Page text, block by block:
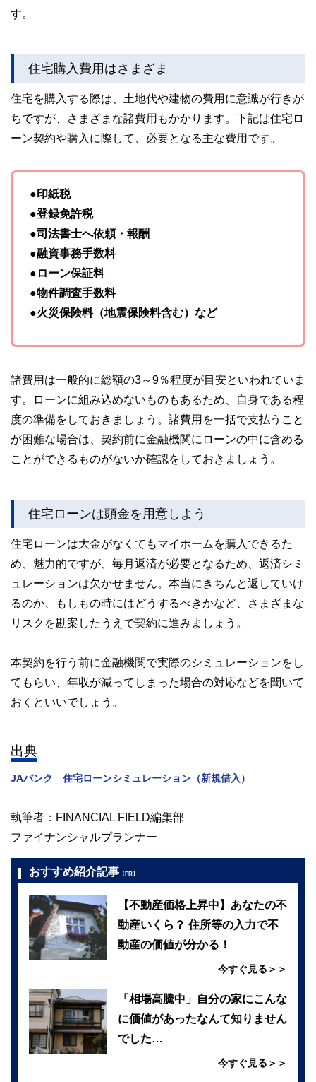
す。
住宅購入費用はさまざま
住宅を購入する際は、土地代や建物の費用に意識が行きが
ちですが、さまざまな諸費用もかかります。下記は住宅ロ
ーン契約や購入に際して、必要となる主な費用です。
●印紙税
●登録免許税
●司法書士へ依頼・報酬
●融資事務手数料
●ローン保証料
●物件調査手数料
●火災保険料（地震保険料含む）など
諸費用は一般的に総額の3～9％程度が目安といわれていま
す。ローンに組み込めないものもあるため、自身である程
度の準備をしておきましょう。諸費用を一括で支払うこと
が困難な場合は、契約前に金融機関にローンの中に含める
ことができるものがないか確認をしておきましょう。
住宅ローンは頭金を用意しよう
住宅ローンは大金がなくてもマイホームを購入できるた
め、魅力的ですが、毎月返済が必要となるため、返済シミ
ュレーションは欠かせません。本当にきちんと返していけ
るのか、もしもの時にはどうするべきかなど、さまざまな
リスクを勘案したうえで契約に進みましょう。
本契約を行う前に金融機関で実際のシミュレーションをし
てもらい、年収が減ってしまった場合の対応などを聞いて
おくといいでしょう。
出典
JAバンク 住宅ローンシミュレーション（新規借入）
執筆者：FINANCIAL FIELD編集部
ファイナンシャルプランナー
おすすめ紹介記事 【PR】
【不動産価格上昇中】あなたの不
動産いくら？ 住所等の入力で不
動産の価値が分かる！
今すぐ見る＞＞
「相場高騰中」自分の家にこんな
に価値があったなんて知りません
でした…
今すぐ見る＞＞